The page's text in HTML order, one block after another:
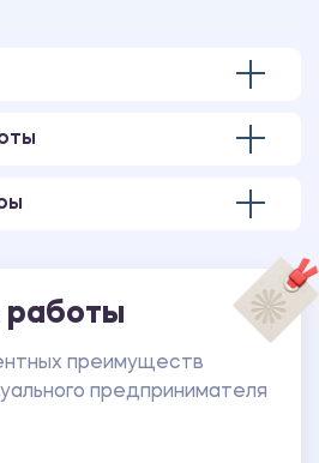
учебного заведения.
выполненная в
следующее
работы
преимуществ
предпринимателя